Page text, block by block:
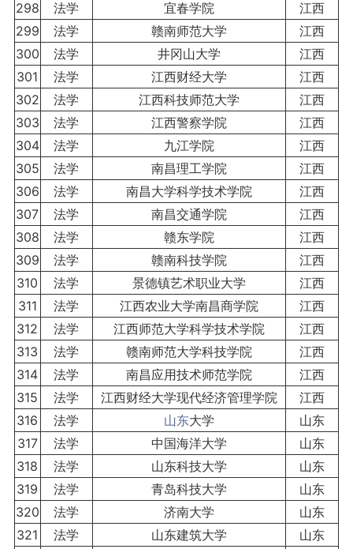
298 法学 宜春学院
江西
299
法学 赣南师范大学
江西
300
法学 井冈山大学
江西
301
法学 江西财经大学
江西
302
法学 江西科技师范大学
江西
303
法学 江西警察学院
江西
304
法学 九江学院
江西
305
法学 南昌理工学院
江西
306
法学 南昌大学科学技术学院
江西
307
法学 南昌交通学院
江西
308
法学 赣东学院
江西
309
法学 赣南科技学院
江西
310
法学 景德镇艺术职业大学
江西
311
法学 江西农业大学南昌商学院
江西
312
法学 江西师范大学科学技术学院
江西
313
法学 赣南师范大学科技学院
江西
314
法学 南昌应用技术师范学院
江西
315
法学 江西财经大学现代经济管理学院
江西
316
法学 山东大学
山东
317
法学 中国海洋大学
山东
318
法学 山东科技大学
山东
319
法学 青岛科技大学
山东
320
法学 济南大学
山东
321
法学 山东建筑大学
山东